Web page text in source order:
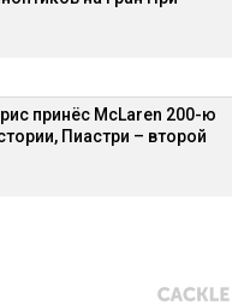
принёс McLaren 200-ю
Пиастри – второй